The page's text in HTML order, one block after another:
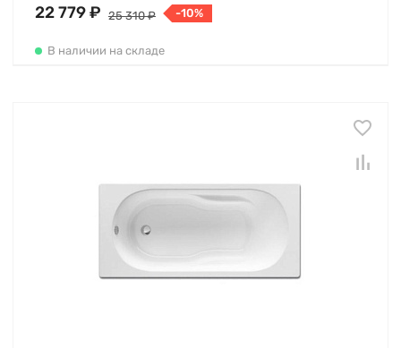
22 779 ₽ 25 310 ₽ -10%
В наличии на складе